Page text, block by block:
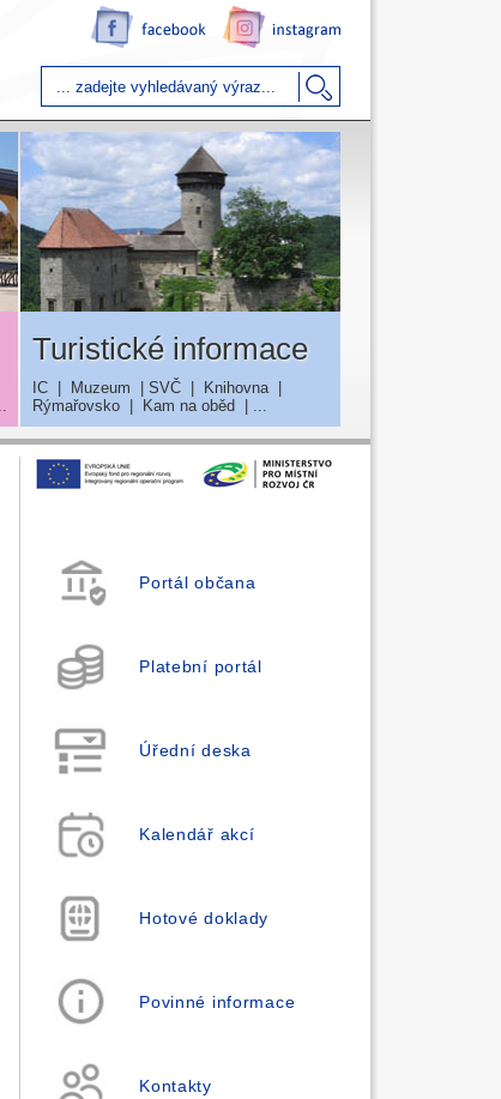
Turistické informace
IC| Muzeum | SVČ| Knihovna|
Rýmařovsko| Kam na oběd| ...
Portál občana
Platební portál
Úřední deska
Kalendář akcí
Hotové doklady
Povinné informace
Kontakty